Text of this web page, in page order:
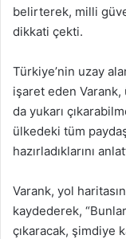
belirterek, milli
dikkati çekti.
Türkiye’nin uzay
işaret eden
da yukarı
ülkedeki tüm
hazırladıklarını
Varank, yol
kaydederek,
çıkaracak, şimdiye